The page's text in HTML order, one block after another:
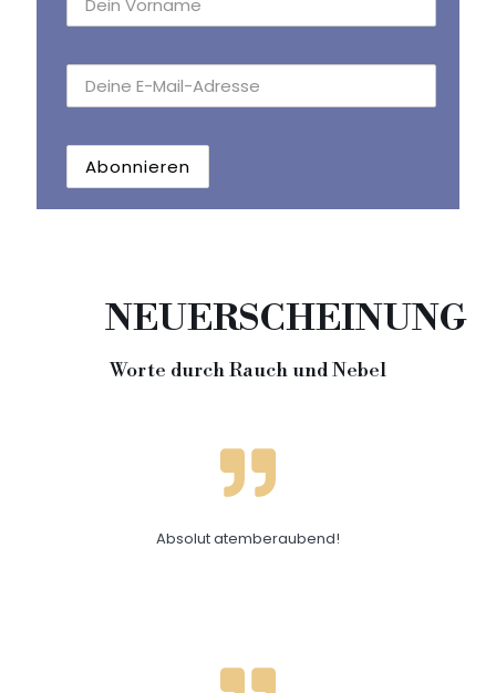
NEUERSCHEINUNG
Worte durch Rauch und Nebel
Absolut atemberaubend!